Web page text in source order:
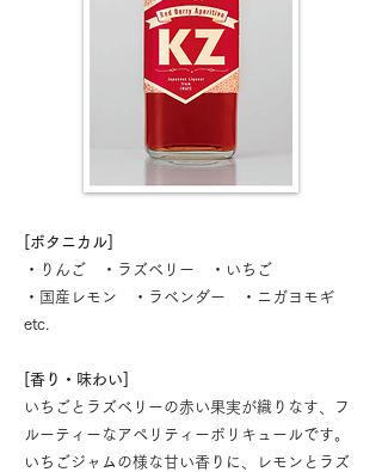
[ボタニカル]
・りんご ・ラズベリー ・いちご
・国産レモン ・ラベンダー ・ニガヨモギ
etc.
[香り・味わい]
いちごとラズベリーの赤い果実が織りなす、フ
ルーティーなアペリティーボリキュールです。
いちごジャムの様な甘い香りに、レモンとラズ